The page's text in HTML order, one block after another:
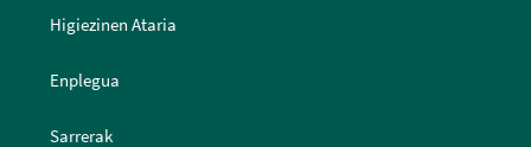
Higiezinen Ataria
Enplegua
Sarrerak